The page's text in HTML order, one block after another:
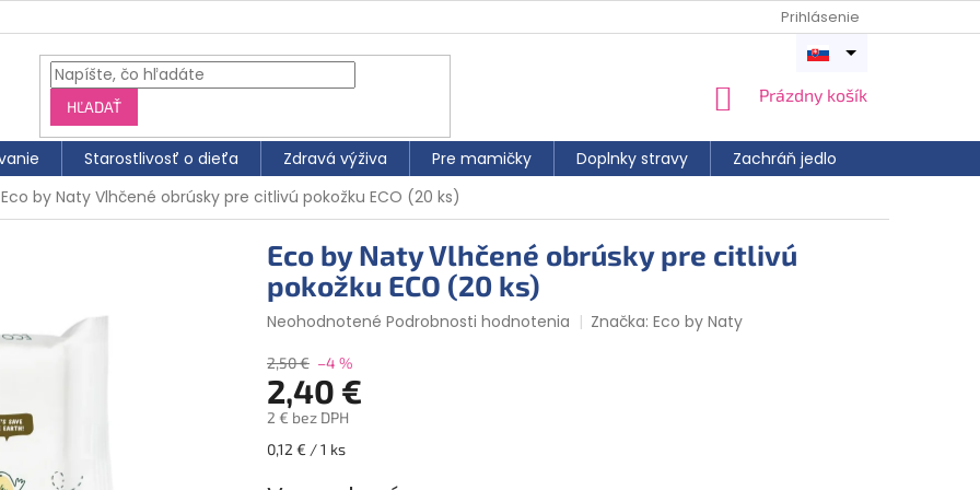
Prihlásenie
HĽADAŤ
NÁKUPNÝ
Prázdny košík
Starostlivosť o dieťa Zdravá výživa Pre mamičky Doplnky stravy Zachráň jedlo
Otvoriť
Eco by Naty Vlhčené obrúsky pre citlivú pokožku ECO (20 ks)
Eco by Naty Vlhčené obrúsky pre citlivú
pokožku ECO (20 ks)
Priemerné
produktu
je
0,0
z
5
Neohodnotené Podrobnosti hodnotenia Značka:Eco by Naty
2,50 € –4 %
2,40 €
2 € bez DPH
Jednotková
0,12 € / 1 ks